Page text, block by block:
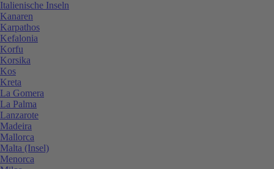
Italienische Inseln
Kanaren
Karpathos
Kefalonia
Korfu
Korsika
Kos
Kreta
La Gomera
La Palma
Lanzarote
Madeira
Mallorca
Malta (Insel)
Menorca